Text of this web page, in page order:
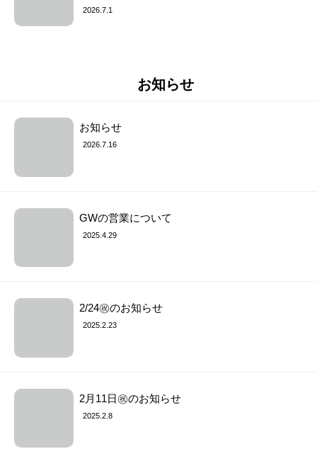
2026.7.1
お知らせ
お知らせ
2026.7.16
GWの営業について
2025.4.29
2/24㊗︎のお知らせ
2025.2.23
2月11日㊗︎のお知らせ
2025.2.8